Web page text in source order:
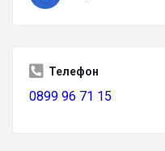
Телефон
0899 96 71 15